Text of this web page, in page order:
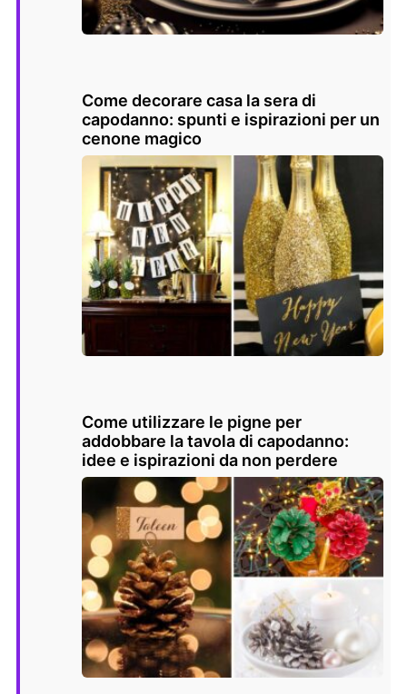
Come decorare casa la sera di
capodanno: spunti e ispirazioni per un
cenone magico
Come utilizzare le pigne per
addobbare la tavola di capodanno:
idee e ispirazioni da non perdere